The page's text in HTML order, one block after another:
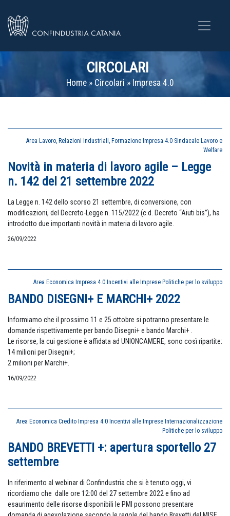
CIRCOLARI
Home » Circolari » Impresa 4.0
Area Lavoro, Relazioni Industriali, Formazione Impresa 4.0 Sindacale Lavoro e
Welfare
Novità in materia di lavoro agile – Legge
n. 142 del 21 settembre 2022
La Legge n. 142 dello scorso 21 settembre, di conversione, con
modificazioni, del Decreto-Legge n. 115/2022 (c.d. Decreto “Aiuti bis”), ha
introdotto due importanti novità in materia di lavoro agile.
26/09/2022
Area Economica Impresa 4.0 Incentivi alle Imprese Politiche per lo sviluppo
BANDO DISEGNI+ E MARCHI+ 2022
Informiamo che il prossimo 11 e 25 ottobre si potranno presentare le
domande rispettivamente per bando Disegni+ e bando Marchi+ .
Le risorse, la cui gestione è affidata ad UNIONCAMERE, sono così ripartite:
14 milioni per Disegni+;
2 milioni per Marchi+.
16/09/2022
Area Economica Credito Impresa 4.0 Incentivi alle Imprese Internazionalizzazione
Politiche per lo sviluppo
BANDO BREVETTI +: apertura sportello 27
settembre
In riferimento al webinar di Confindustria che si è tenuto oggi, vi
ricordiamo che dalle ore 12:00 del 27 settembre 2022 e fino ad
esaurimento delle risorse disponibili le PMI possono presentare